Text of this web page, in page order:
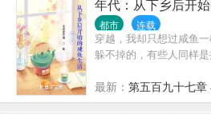
过最后劫匪都出来重新做
缉犯:喂，110吗，我实
媒体:蒙面热心市民将破
安机关 …… 就在众人以
徒，你直接砸碎玻璃掏出
政公司洗地毯，没想到
年代：从下乡后开
都市 连载
穿越，我却只想过咸鱼
躲不掉的，有些人同样是
最新： 第五百九十七